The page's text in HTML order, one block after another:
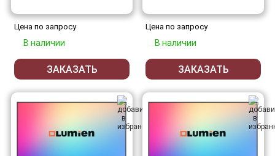
Цена по запросу
В наличии
ЗАКАЗАТЬ
Цена по запросу
В наличии
ЗАКАЗАТЬ